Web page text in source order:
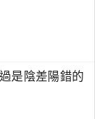
是陰差陽錯的